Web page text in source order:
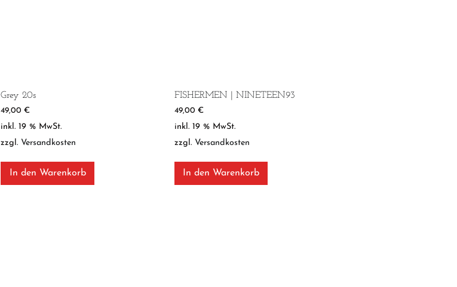
Grey 20s
49,00€
inkl. 19 % MwSt.
zzgl. Versandkosten
In den Warenkorb
FISHERMEN | NINETEEN93
49,00 €
inkl. 19 % MwSt.
zzgl. Versandkosten
In den Warenkorb